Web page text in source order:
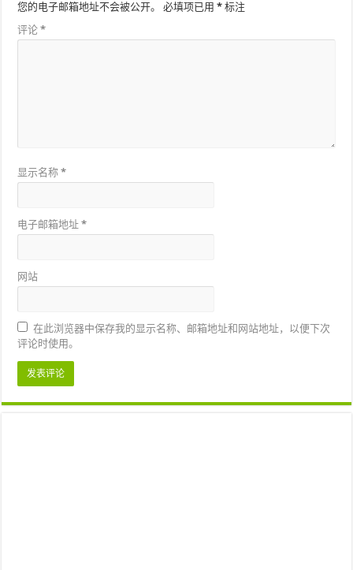
您的电子邮箱地址不会被公开。 必填项已用* 标注
评论*
显示名称*
电子邮箱地址*
网站
在此浏览器中保存我的显示名称、邮箱地址和网站地址，以便下次
评论时使用。